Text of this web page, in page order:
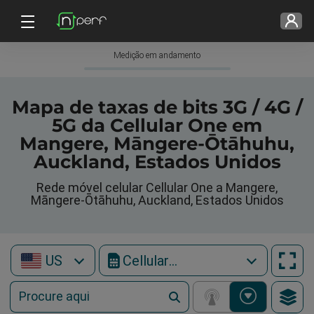
Medição em andamento
Mapa de taxas de bits 3G / 4G /
5G da Cellular One em
Mangere, Māngere-Ōtāhuhu,
Auckland, Estados Unidos
Rede móvel celular Cellular One a Mangere,
Māngere-Ōtāhuhu, Auckland, Estados Unidos
US Cellular One